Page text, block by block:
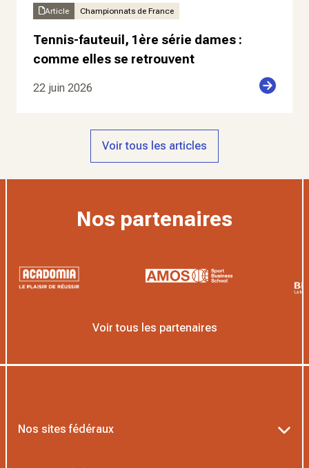
Article Championnats de France
Tennis-fauteuil, 1ère série dames :
comme elles se retrouvent
22 juin 2026
Voir tous les articles
Nos partenaires
Voir tous les partenaires
Nos sites fédéraux